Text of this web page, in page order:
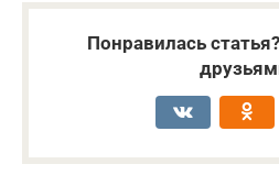
Понравилась